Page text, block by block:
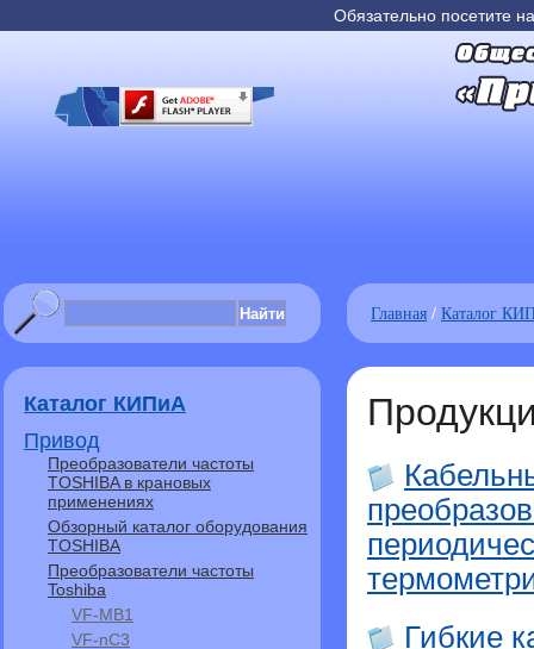
Обязательно посетите
Каталог КИПиА
Привод
Преобразователи частоты
TOSHIBA в крановых
применениях
Обзорный каталог оборудования
TOSHIBA
Преобразователи частоты
Toshiba
VF-MB1
VF-nC3
Главная / Каталог
Гибкие